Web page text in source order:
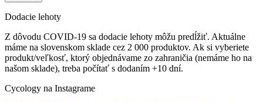
Dodacie lehoty
Z dôvodu COVID-19 sa dodacie lehoty môžu predĺžiť. Aktuálne
máme na slovenskom sklade cez 2 000 produktov. Ak si vyberiete
produkt/veľkosť, ktorý objednávame zo zahraničia (nemáme ho na
našom sklade), treba počítať s dodaním +10 dní.
Cycology na Instagrame